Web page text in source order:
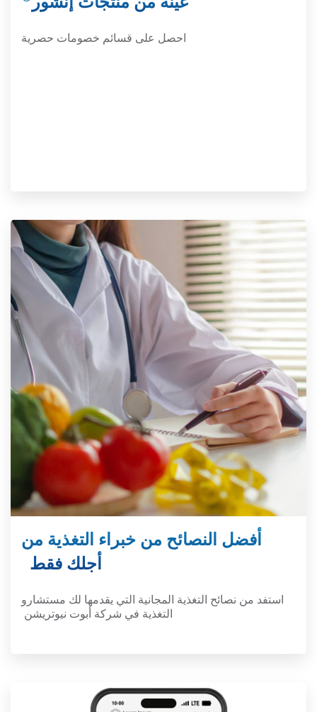
احصل على قسائم خصومات حصرية
أفضل النصائح من خبراء التغذية من
أجلك فقط
استفد من نصائح التغذية المجانية التي يقدمها لك مستشارو
التغذية في شركة أبوت نيوتريشن